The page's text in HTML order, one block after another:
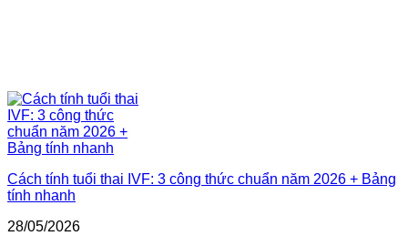
Cách tính tuổi thai IVF: 3 công thức chuẩn năm 2026 + Bảng
tính nhanh
28/05/2026